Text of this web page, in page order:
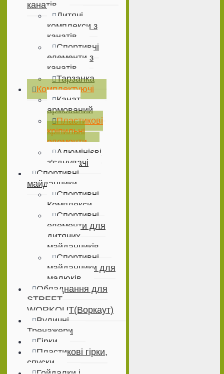
канатів
Дитячі
комплекси з
канатів
Спортивні
елементи з
канатів
Тарзанка
Комплектуючі
Канат
армований
Пластикові
кріпильні
елементи
Алюмінієві
з'єднувачі
Спортивні
майданчики
Спортивні
Комплекси
Спортивні
елементи для
дитячих
майданчиків
Спортивні
майданчики для
малюків
Обладнання для
STREET
WORKOUT(Воркаут)
Вуличні
Тренажери
Гірки
Пластикові гірки,
спуски